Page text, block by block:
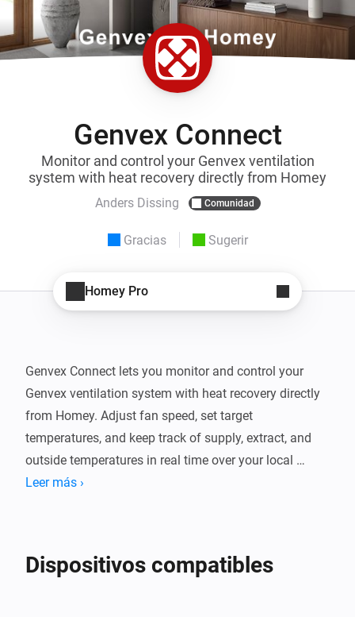
Genvex Connect
Monitor and control your Genvex ventilation
system with heat recovery directly from Homey
Anders Dissing Comunidad
Gracias Sugerir
Homey Pro
Genvex Connect lets you monitor and control your
Genvex ventilation system with heat recovery directly
from Homey. Adjust fan speed, set target
temperatures, and keep track of supply, extract, and
outside temperatures in real time over your local
network.
flows to automate indoor climate based on schedules,
Leer más ›
Dispositivos compatibles